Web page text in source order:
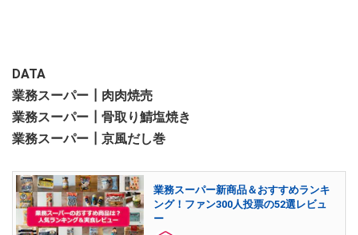
DATA
業務スーパー┃肉肉焼売
業務スーパー┃骨取り鯖塩焼き
業務スーパー┃京風だし巻
業務スーパー新商品＆おすすめランキ
ング！ファン300人投票の52選レビュ
ー